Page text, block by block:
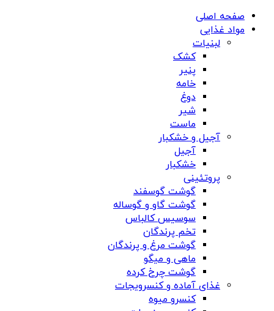
صفحه اصلی
مواد غذایی
لبنیات
کشک
پنیر
خامه
دوغ
شیر
ماست
آجیل و خشکبار
آجیل
خشکبار
پروتئینی
گوشت گوسفند
گوشت گاو و گوساله
سوسیس کالباس
تخم پرندگان
گوشت مرغ و پرندگان
ماهی و میگو
گوشت چرخ کرده
غذای آماده و کنسرویجات
کنسرو میوه